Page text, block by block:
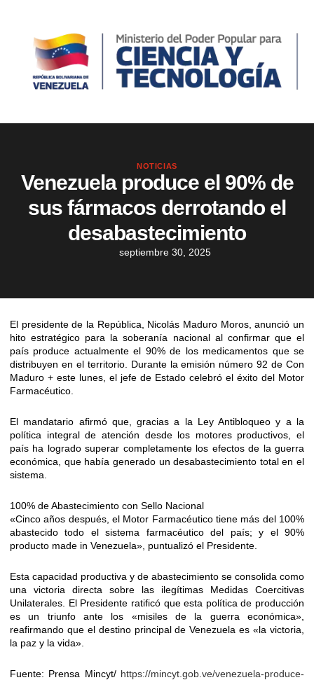
NOTICIAS
Venezuela produce el 90% de
sus fármacos derrotando el
desabastecimiento
septiembre 30, 2025
El presidente de la República, Nicolás Maduro Moros, anunció un
hito estratégico para la soberanía nacional al confirmar que el
país produce actualmente el 90% de los medicamentos que se
distribuyen en el territorio. Durante la emisión número 92 de Con
Maduro + este lunes, el jefe de Estado celebró el éxito del Motor
Farmacéutico.
El mandatario afirmó que, gracias a la Ley Antibloqueo y a la
política integral de atención desde los motores productivos, el
país ha logrado superar completamente los efectos de la guerra
económica, que había generado un desabastecimiento total en el
sistema.
100% de Abastecimiento con Sello Nacional
«Cinco años después, el Motor Farmacéutico tiene más del 100%
abastecido todo el sistema farmacéutico del país; y el 90%
producto made in Venezuela», puntualizó el Presidente.
Esta capacidad productiva y de abastecimiento se consolida como
una victoria directa sobre las ilegítimas Medidas Coercitivas
Unilaterales. El Presidente ratificó que esta política de producción
es un triunfo ante los «misiles de la guerra económica»,
reafirmando que el destino principal de Venezuela es «la victoria,
la paz y la vida».
Fuente: Prensa Mincyt/ https://mincyt.gob.ve/venezuela-produce-